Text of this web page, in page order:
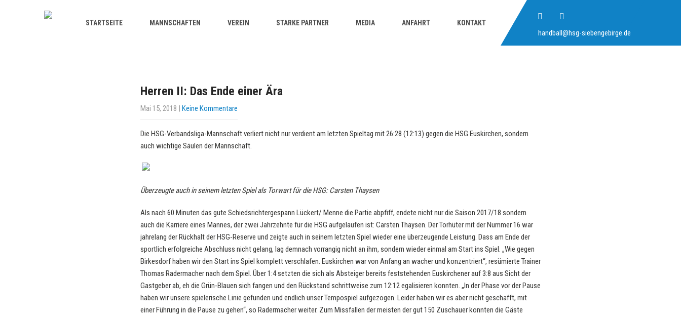
handball@hsg-siebengebirge.de
STARTSEITE MANNSCHAFTEN VEREIN STARKE PARTNER MEDIA ANFAHRT KONTAKT
Herren II: Das Ende einer Ära
Mai 15, 2018 | Keine Kommentare
Die HSG-Verbandsliga-Mannschaft verliert nicht nur verdient am letzten Spieltag mit 26:28 (12:13) gegen die HSG Euskirchen, sondern
auch wichtige Säulen der Mannschaft.
Überzeugte auch in seinem letzten Spiel als Torwart für die HSG: Carsten Thaysen
Als nach 60 Minuten das gute Schiedsrichtergespann Lückert/ Menne die Partie abpfiff, endete nicht nur die Saison 2017/18 sondern
auch die Karriere eines Mannes, der zwei Jahrzehnte für die HSG aufgelaufen ist: Carsten Thaysen. Der Torhüter mit der Nummer 16 war
jahrelang der Rückhalt der HSG-Reserve und zeigte auch in seinem letzten Spiel wieder eine überzeugende Leistung. Dass am Ende der
sportlich erfolgreiche Abschluss nicht gelang, lag demnach vorrangig nicht an ihm, sondern wieder einmal am Start ins Spiel. „Wie gegen
Birkesdorf haben wir den Start ins Spiel komplett verschlafen. Euskirchen war von Anfang an wacher und konzentriert“, resümierte Trainer
Thomas Radermacher nach dem Spiel. Über 1:4 setzten die sich als Absteiger bereits feststehenden Euskirchener auf 3:8 aus Sicht der
Gastgeber ab, eh die Grün-Blauen sich fangen und den Rückstand schrittweise zum 12:12 egalisieren konnten. „In der Phase vor der Pause
haben wir unsere spielerische Linie gefunden und endlich unser Tempospiel aufgezogen. Leider haben wir es aber nicht geschafft, mit
einer Führung in die Pause zu gehen“, so Radermacher weiter. Zum Missfallen der meisten der gut 150 Zuschauer konnten die Gäste